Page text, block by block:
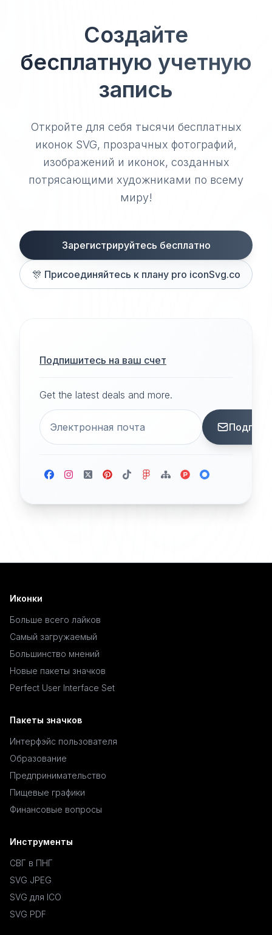
Создайте
бесплатную учетную
запись
Откройте для себя тысячи бесплатных
иконок SVG, прозрачных фотографий,
изображений и иконок, созданных
потрясающими художниками по всему
миру!
Зарегистрируйтесь бесплатно
🎊 Присоединяйтесь к плану pro iconSvg.co
Подпишитесь на ваш счет
Get the latest deals and more.
Иконки
Больше всего лайков
Самый загружаемый
Большинство мнений
Новые пакеты значков
Perfect User Interface Set
Пакеты значков
Интерфэйс пользователя
Образование
Предпринимательство
Пищевые графики
Финансовые вопросы
Инструменты
СВГ в ПНГ
SVG JPEG
SVG для ICO
SVG PDF